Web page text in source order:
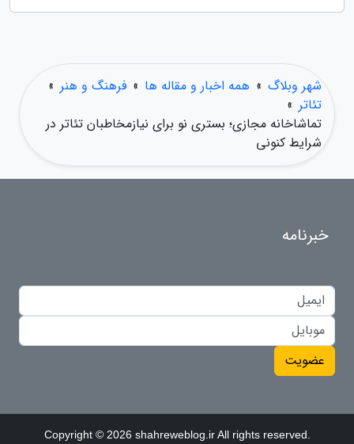
شهر وبلاگ » همه اخبار و مقاله ها » فرهنگ و هنر »
تئاتر »
تماشاخانه مجازی؛ بستری نو برای نیازمخاطبان تئاتر در
شرایط کنونی
خبرنامه
عضویت
Copyright © 2026 shahreweblog.ir All rights reserved.